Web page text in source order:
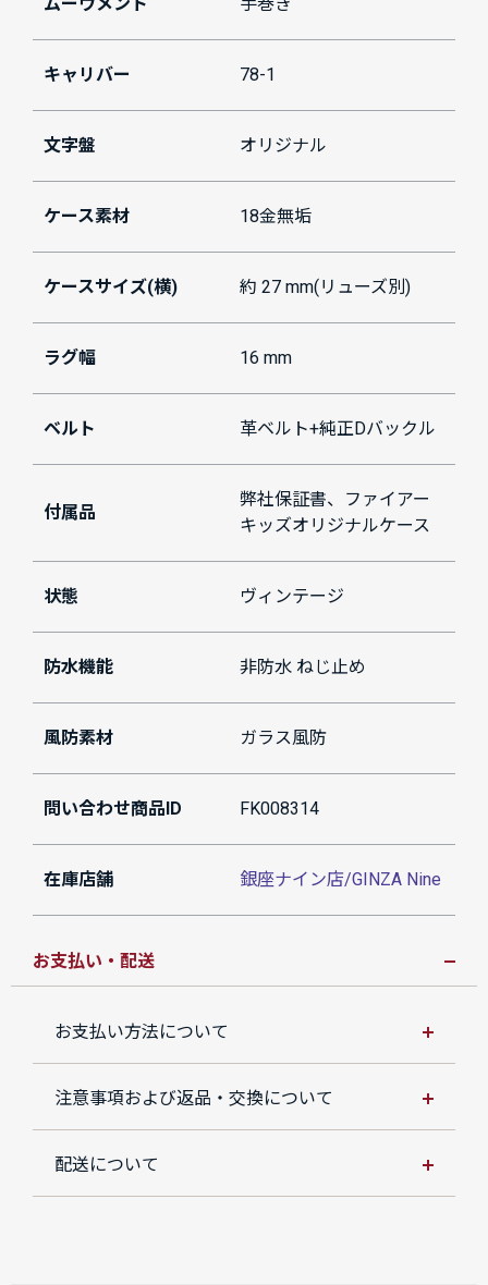
キャリバー 78-1
文字盤 オリジナル
ケース素材 18金無垢
ケースサイズ(横) 約 27 mm(リューズ別)
ラグ幅 16 mm
ベルト 革ベルト+純正Dバックル
付属品
弊社保証書、ファイアー
キッズオリジナルケース
状態 ヴィンテージ
防水機能 非防水 ねじ止め
風防素材 ガラス風防
問い合わせ商品ID FK008314
在庫店舗 銀座ナイン店/GINZA Nine
お支払い・配送
お支払い方法について
注意事項および返品・交換について
配送について